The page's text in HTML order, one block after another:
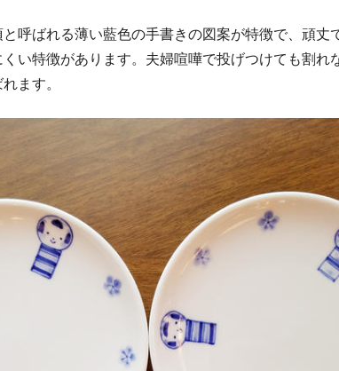
呼ばれる薄い藍色の手書きの図案が特徴で、頑丈
い特徴があります。夫婦喧嘩で投げつけても割れ
ます。